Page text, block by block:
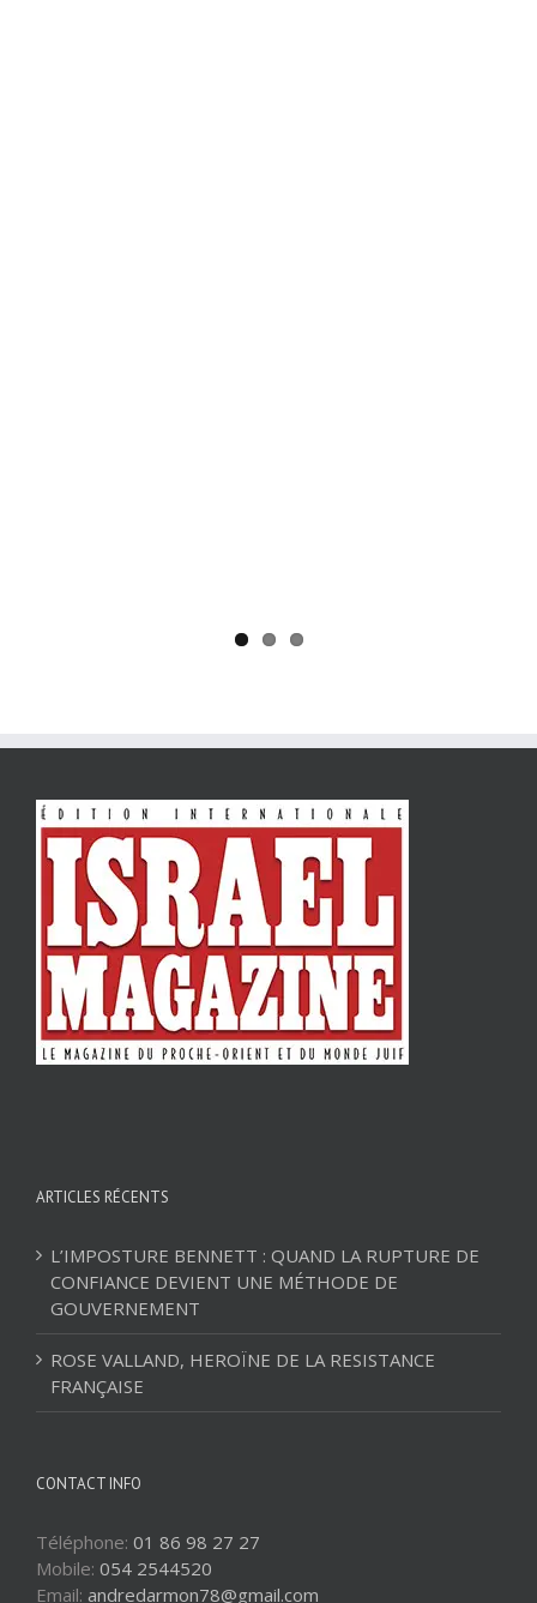
ARTICLES RÉCENTS
L’IMPOSTURE BENNETT : QUAND LA RUPTURE DE
CONFIANCE DEVIENT UNE MÉTHODE DE
GOUVERNEMENT
ROSE VALLAND, HEROÏNE DE LA RESISTANCE
FRANÇAISE
CONTACT INFO
Téléphone: 01 86 98 27 27
Mobile: 054 2544520
Email: andredarmon78@gmail.com